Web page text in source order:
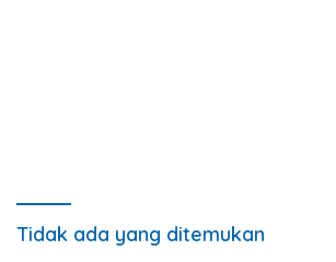
Tidak ada yang ditemukan